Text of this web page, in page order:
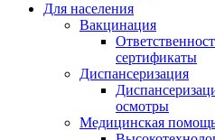
Для населения
Вакцинация
сертификаты
Диспансеризация
осмотры
Медицинская